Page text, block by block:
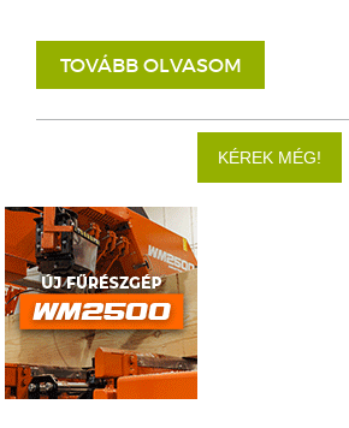
TOVÁBB OLVASOM
KÉREK MÉG!